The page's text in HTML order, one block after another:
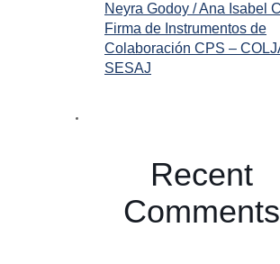
Neyra Godoy / Ana Isabel
Firma de Instrumentos de
Colaboración CPS –
SESAJ
Recent
Comments